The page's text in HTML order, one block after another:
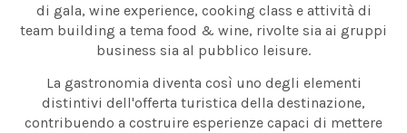
di gala, wine experience, cooking class e attività di
team building a tema food & wine, rivolte sia ai gruppi
business sia al pubblico leisure.
La gastronomia diventa così uno degli elementi
distintivi dell'offerta turistica della destinazione,
contribuendo a costruire esperienze capaci di mettere